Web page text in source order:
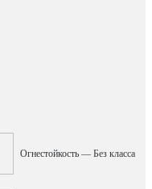
Огнестойкость — Без класса